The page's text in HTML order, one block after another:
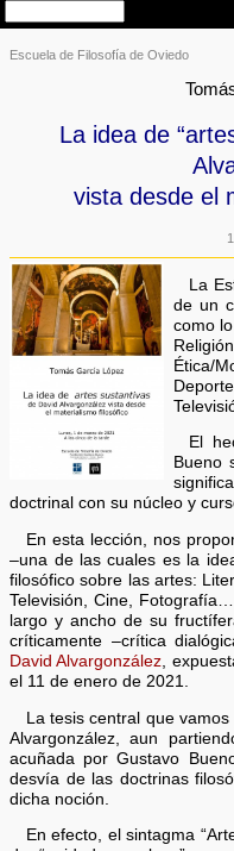
Escuela de Filosofía de Oviedo
La idea de
vista desde el
La
de un
como
Ética/
El
Bueno
doctrinal con su núcleo y
En esta lección, nos
–una de las cuales es la
filosófico sobre las artes:
Televisión, Cine,
largo y ancho de su
críticamente –crítica
David Alvargonzález ,
el 11 de enero de 2021.
La tesis central que
Alvargonzález, aun
acuñada por Gustavo
desvía de las doctrinas
dicha noción.
En efecto, el sintagma